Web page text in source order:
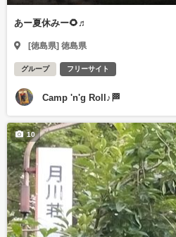
あー夏休みー🌻♬
[徳島県] 徳島県
グループ フリーサイト
Camp 'n'g Roll♪🏁
10